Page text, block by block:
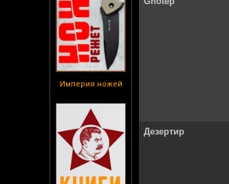
Империя ножей
Дезертир